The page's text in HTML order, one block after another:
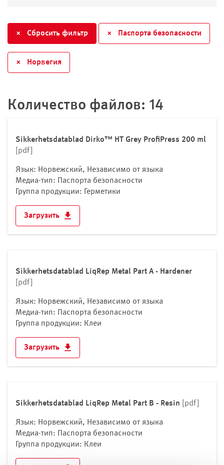
Германия
Греция
Ирландия
Испания
Кипр
Косово
Латвия
Литва
Лихтенштейн
Люксембург
Норвегия
Российская Федерация
Сербия
Словакия
Словения
Украина
Финляндия
× Сбросить фильтр × Паспорта безопасности
× Норвегия
Количество файлов: 14
Sikkerhetsdatablad Dirko™ HT Grey ProfiPress 200 ml
[pdf]
Язык: Норвежский, Независимо от языка
Медиа-тип: Паспорта безопасности
Группа продукции: Герметики
Загрузить
Sikkerhetsdatablad LiqRep Metal Part A - Hardener
[pdf]
Язык: Норвежский, Независимо от языка
Медиа-тип: Паспорта безопасности
Группа продукции: Клеи
Загрузить
Sikkerhetsdatablad LiqRep Metal Part B - Resin [pdf]
Язык: Норвежский, Независимо от языка
Медиа-тип: Паспорта безопасности
Группа продукции: Клеи